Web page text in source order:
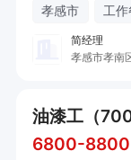
孝感市 工作
简经理
孝感市孝南
油漆工（
6800-8800